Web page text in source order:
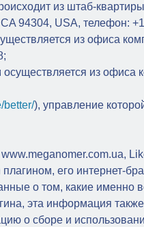
из штаб-
94304, USA, телефон:
из офиса
из офиса
better/), управление
его интернет-
о том, какие именно
эта информация
о сборе и